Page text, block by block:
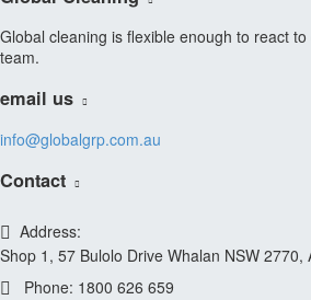
Global cleaning is flexible enough to react
team.
email us
info@globalgrp.com.au
Contact
Address:
Shop 1, 57 Bulolo Drive Whalan NSW 2770,
Phone: 1800 626 659